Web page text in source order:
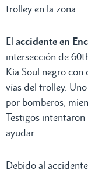
trolley en la zona.
El accidente en
intersección de
Kia Soul negro con
vías del trolley.
por bomberos,
Testigos intentaron
ayudar.
Debido al